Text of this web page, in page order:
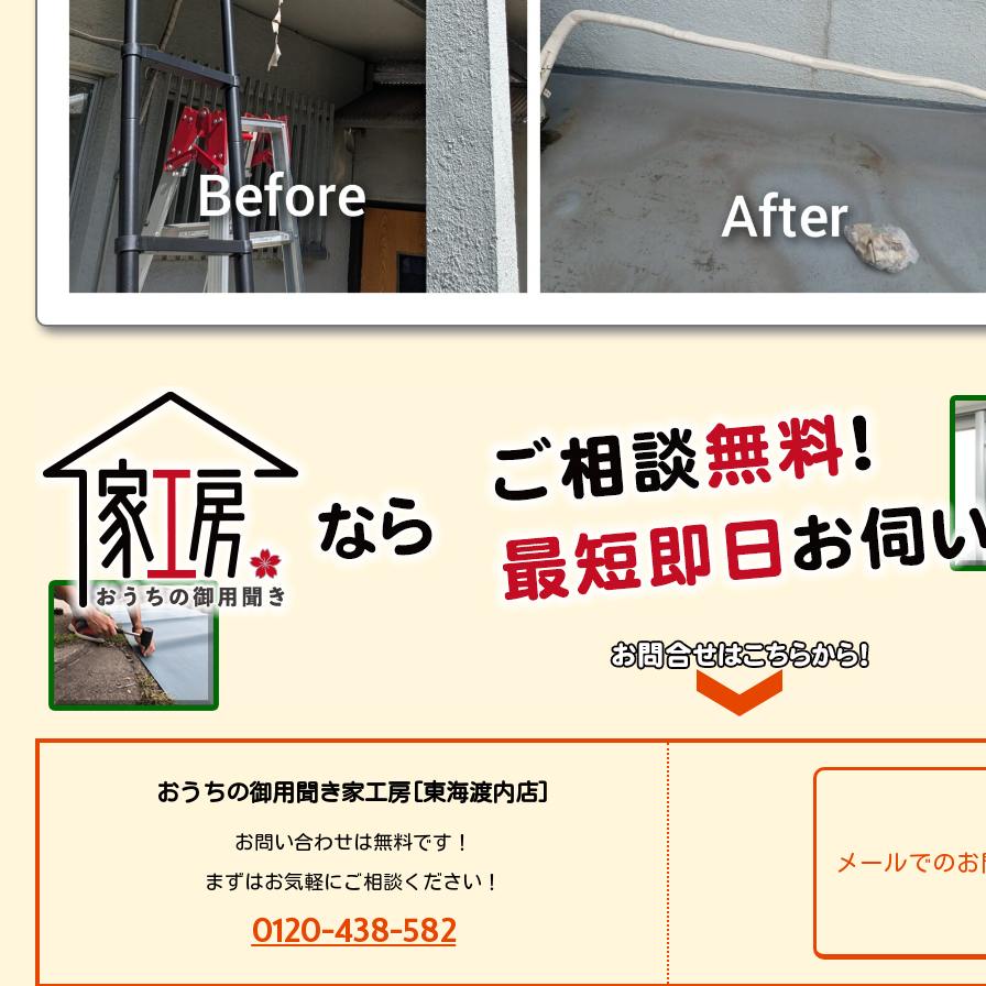
おうちの御用聞き家工房[東海渡内店]
お問い合わせは無料です！
まずはお気軽にご相談ください！
0120-438-582
メールでの